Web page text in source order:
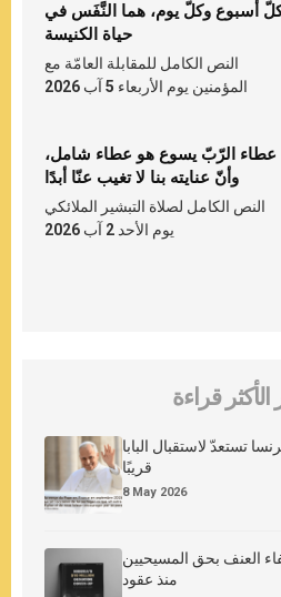
أسبوع وكلّ يوم، هما النَّفَس في
حياة الكنيسة
النص الكامل للمقابلة العامّة مع
المؤمنين يوم الأربعاء 5 آب 2026
عطاء الرّبّ يسوع هو عطاء شامل،
وأنّ عنايته بنا لا تغيب عنّا أبدًا
النص الكامل لصلاة التبشير الملائكي
يوم الأحد 2 آب 2026
الأكثر قراءة
تستعدّ لاستقبال البابا
قريبًا
8 May 2026
العنف بحق المسيحيين
منذ عقود